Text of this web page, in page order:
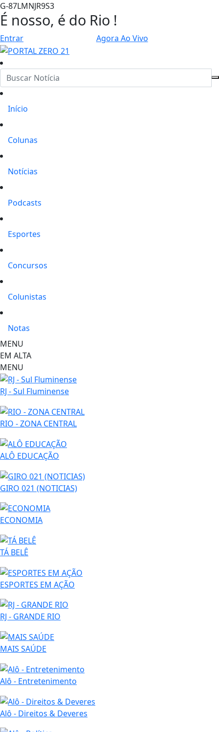
G-87LMNJR9S3
É nosso, é do Rio !
Entrar Agora Ao Vivo
Início
Colunas
Notícias
Podcasts
Esportes
Concursos
Colunistas
Notas
MENU
EM ALTA
MENU
RJ - Sul Fluminense
RIO - ZONA CENTRAL
ALÔ EDUCAÇÃO
GIRO 021 (NOTICIAS)
ECONOMIA
TÁ BELÊ
ESPORTES EM AÇÃO
RJ - GRANDE RIO
MAIS SAÚDE
Alô - Entretenimento
Alô - Direitos & Deveres